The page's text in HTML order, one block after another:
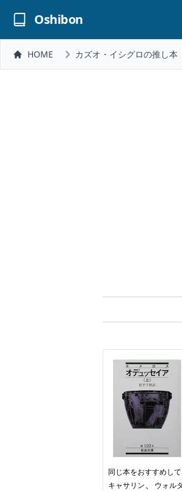
Oshibon
HOME カズオ・イシグロの推し本
同じ本をおすすめし
キャサリン、 ウォル